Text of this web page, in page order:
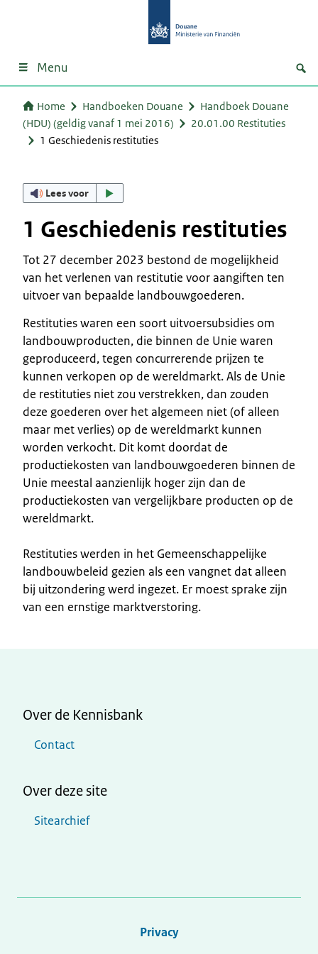
Menu
Home Handboeken Douane
Handboek Douane
(HDU) (geldig vanaf 1 mei 2016)
20.01.00 Restituties
1 Geschiedenis restituties
Lees voor
1 Geschiedenis restituties
Tot 27 december 2023 bestond de mogelijkheid
van het verlenen van restitutie voor aangiften ten
uitvoer van bepaalde landbouwgoederen.
Restituties waren een soort uitvoersubsidies om
landbouwproducten, die binnen de Unie waren
geproduceerd, tegen concurrerende prijzen te
kunnen verkopen op de wereldmarkt. Als de Unie
de restituties niet zou verstrekken, dan zouden
deze goederen over het algemeen niet (of alleen
maar met verlies) op de wereldmarkt kunnen
worden verkocht. Dit komt doordat de
productiekosten van landbouwgoederen binnen de
Unie meestal aanzienlijk hoger zijn dan de
productiekosten van vergelijkbare producten op de
wereldmarkt.
Restituties werden in het Gemeenschappelijke
landbouwbeleid gezien als een vangnet dat alleen
bij uitzondering werd ingezet. Er moest sprake zijn
van een ernstige marktverstoring.
Over de Kennisbank
Contact
Over deze site
Sitearchief
Privacy